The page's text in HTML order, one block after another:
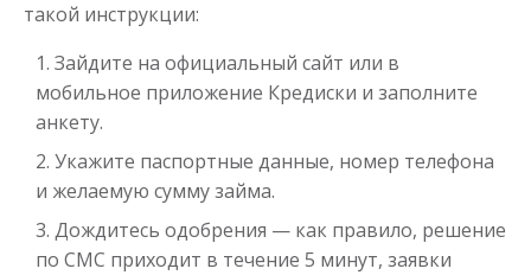
Переведём в долг
Сумма до50 000₽
Срок
Получить
такой инструкции:
Зайдите на официальный сайт или в
мобильное приложение Кредиски и заполните
анкету.
Укажите паспортные данные, номер телефона
и желаемую сумму займа.
Дождитесь одобрения — как правило, решение
по СМС приходит в течение 5 минут, заявки